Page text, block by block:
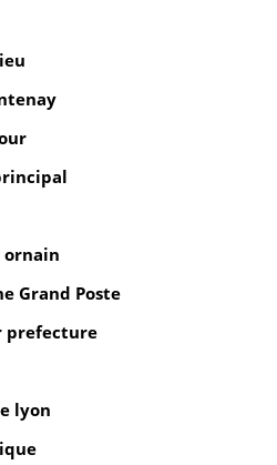
ornain
Grand Poste
prefecture
lyon